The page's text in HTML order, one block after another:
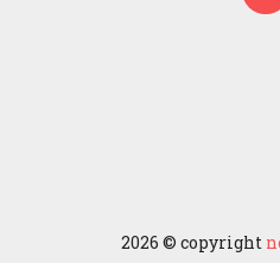
2026 © copyright